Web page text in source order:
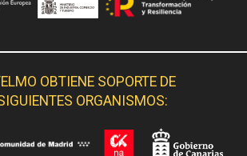
OBTIENE SOPORTE DE
ORGANISMOS: